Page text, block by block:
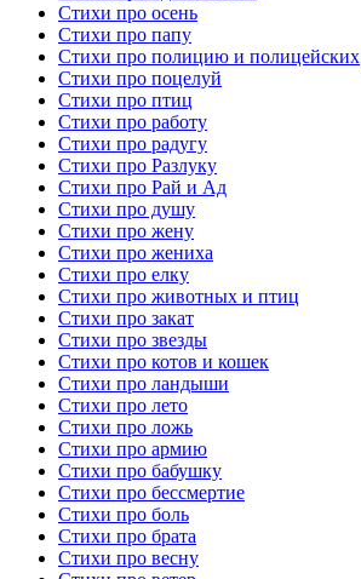
Стихи про осень
Стихи про папу
Стихи про полицию и полицейских
Стихи про поцелуй
Стихи про птиц
Стихи про работу
Стихи про радугу
Стихи про Разлуку
Стихи про Рай и Ад
Стихи про душу
Стихи про жену
Стихи про жениха
Стихи про елку
Стихи про животных и птиц
Стихи про закат
Стихи про звезды
Стихи про котов и кошек
Стихи про ландыши
Стихи про лето
Стихи про ложь
Стихи про армию
Стихи про бабушку
Стихи про бессмертие
Стихи про боль
Стихи про брата
Стихи про весну